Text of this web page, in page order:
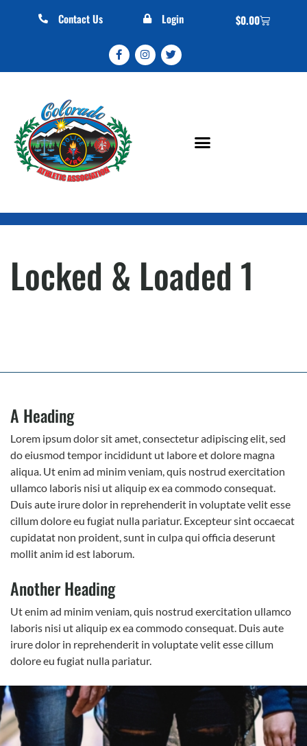
Contact Us Login $0.00
Locked & Loaded 1
A Heading
Lorem ipsum dolor sit amet, consectetur adipiscing elit, sed
do eiusmod tempor incididunt ut labore et dolore magna
aliqua. Ut enim ad minim veniam, quis nostrud exercitation
ullamco laboris nisi ut aliquip ex ea commodo consequat.
Duis aute irure dolor in reprehenderit in voluptate velit esse
cillum dolore eu fugiat nulla pariatur. Excepteur sint occaecat
cupidatat non proident, sunt in culpa qui officia deserunt
mollit anim id est laborum.
Another Heading
Ut enim ad minim veniam, quis nostrud exercitation ullamco
laboris nisi ut aliquip ex ea commodo consequat. Duis aute
irure dolor in reprehenderit in voluptate velit esse cillum
dolore eu fugiat nulla pariatur.